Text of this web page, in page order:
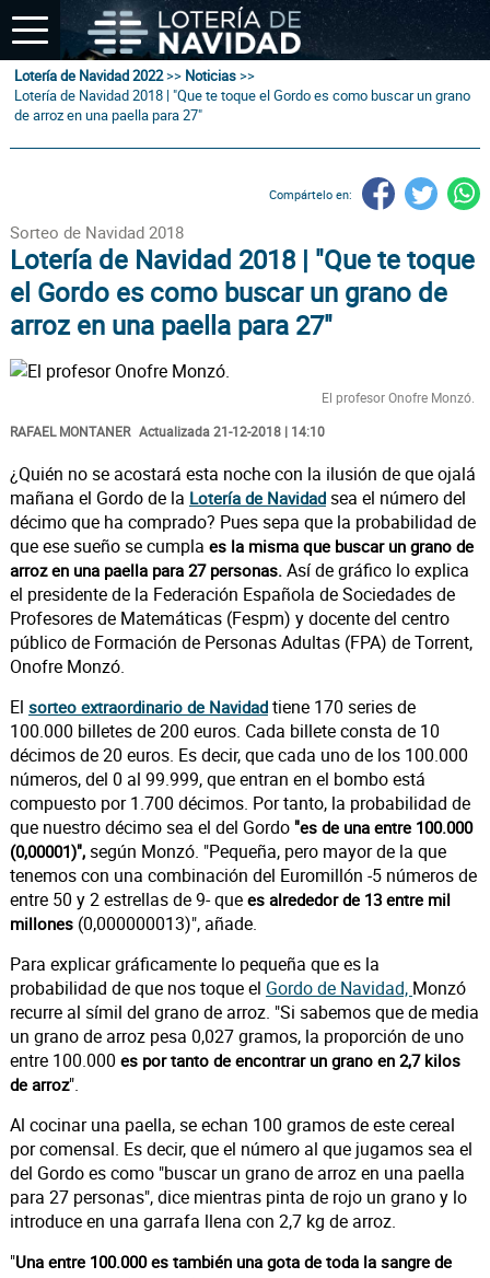
Lotería de Navidad 2022>> Noticias>>
Lotería de Navidad 2018 | "Que te toque el Gordo es como buscar un grano
de arroz en una paella para 27"
Compártelo en:
Sorteo de Navidad 2018
Lotería de Navidad 2018 | "Que te toque
el Gordo es como buscar un grano de
arroz en una paella para 27"
El profesor Onofre Monzó.
RAFAEL MONTANER Actualizada 21-12-2018 | 14:10
¿Quién no se acostará esta noche con la ilusión de que ojalá
mañana el Gordo de la Lotería de Navidadsea el número del
décimo que ha comprado? Pues sepa que la probabilidad de
que ese sueño se cumpla es la misma que buscar un grano de
arroz en una paella para 27 personas. Así de gráfico lo explica
el presidente de la Federación Española de Sociedades de
Profesores de Matemáticas (Fespm) y docente del centro
público de Formación de Personas Adultas (FPA) de Torrent,
Onofre Monzó.
El sorteo extraordinario de Navidadtiene 170 series de
100.000 billetes de 200 euros. Cada billete consta de 10
décimos de 20 euros. Es decir, que cada uno de los 100.000
números, del 0 al 99.999, que entran en el bombo está
compuesto por 1.700 décimos. Por tanto, la probabilidad de
que nuestro décimo sea el del Gordo "es de una entre 100.000
(0,00001)", según Monzó. "Pequeña, pero mayor de la que
tenemos con una combinación del Euromillón -5 números de
entre 50 y 2 estrellas de 9- que es alrededor de 13 entre mil
millones(0,000000013)", añade.
Para explicar gráficamente lo pequeña que es la
probabilidad de que nos toque el Gordo de Navidad, Monzó
recurre al símil del grano de arroz. "Si sabemos que de media
un grano de arroz pesa 0,027 gramos, la proporción de uno
entre 100.000 es por tanto de encontrar un grano en 2,7 kilos
de arroz".
Al cocinar una paella, se echan 100 gramos de este cereal
por comensal. Es decir, que el número al que jugamos sea el
del Gordo es como "buscar un grano de arroz en una paella
para 27 personas", dice mientras pinta de rojo un grano y lo
introduce en una garrafa llena con 2,7 kg de arroz.
"Una entre 100.000 es también una gota de toda la sangre de